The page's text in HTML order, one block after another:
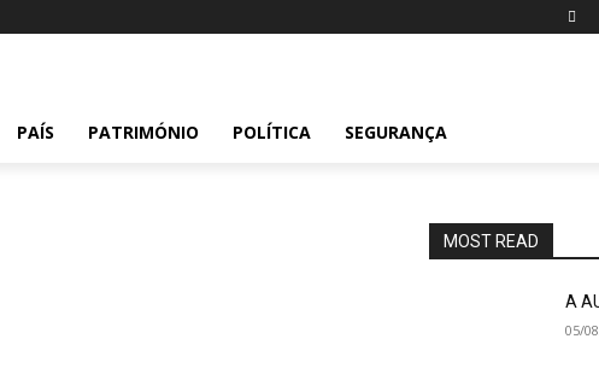
PAÍS PATRIMÓNIO POLÍTICA SEGURANÇA
MOST READ
A
05/